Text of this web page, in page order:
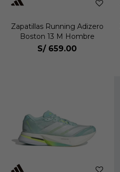
Zapatillas Running Adizero
Boston 13 M Hombre
S/ 659.00